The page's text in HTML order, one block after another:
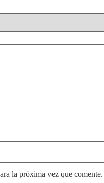
la próxima vez que comente.